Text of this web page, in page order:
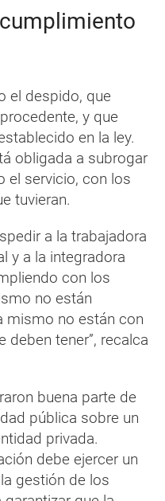
el despido, que
y que
en la ley.
obligada a subrogar
el servicio, con los
tuvieran.
a la trabajadora
y a la integradora
con los
no están
mismo no están con
tener”, recalca
buena parte de
pública sobre un
privada.
debe ejercer un
gestión de los